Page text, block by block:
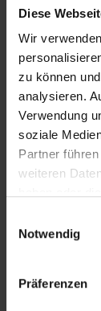
Diese
Wir
zu können
analysieren.
Verwendung
soziale
Partner
weiteren
Notwendig
Präferenzen
Wechsel in
Absolvent